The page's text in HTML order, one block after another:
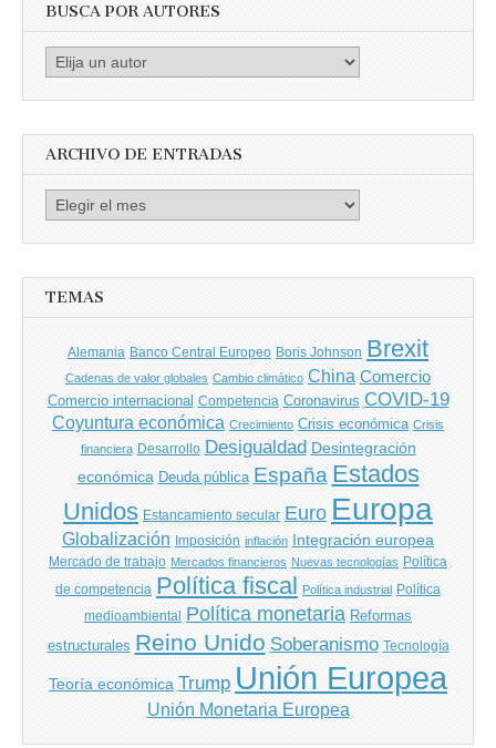
BUSCA POR AUTORES
Busca
ARCHIVO DE ENTRADAS
Archivo
TEMAS
Alemania Banco Central Europeo Boris Johnson Brexit
Cadenas de valor globales Cambio climático China Comercio
Comercio internacional Competencia Coronavirus COVID-19
Coyuntura económica Crecimiento Crisis económica Crisis
financiera Desarrollo Desigualdad Desintegración
económica Deuda pública España Estados
Unidos Estancamiento secular Euro Europa
Globalización Imposición inflación Integración europea
Mercado de trabajo Mercados financieros Nuevas tecnologías Política
de competencia Política fiscal Política industrial Política
medioambiental Política monetaria Reformas
estructurales Reino Unido Soberanismo Tecnología
Teoría económica Trump Unión Europea
Unión Monetaria Europea